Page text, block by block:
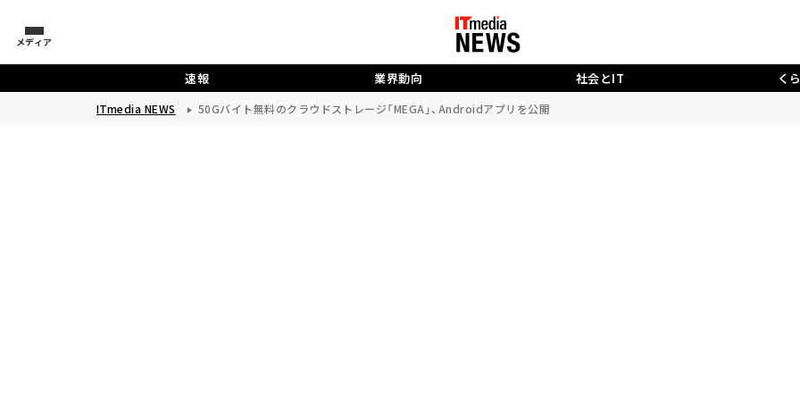
メディア
速報 業界動向 社会とIT く
ITmedia NEWS 50Gバイト無料のクラウドストレージ「MEGA」、Androidアプリを公開